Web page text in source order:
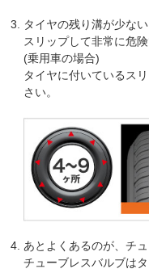
タイヤの残り溝が少な
スリップして非常に危
(乗用車の場合)
タイヤに付いているス
さい。
あとよくあるのが、チ
チューブレスバルブは